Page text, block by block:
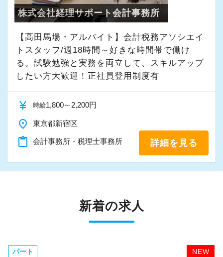
チベーションの低下になると考えます。
また弊社は昨今の政府等の賃上げ要請などを考
慮し、入社後も毎年昇給の機会を与えていま
す。
そのため入社4年目に年収600万程度までは誰で
も上昇する事を保障しています。
行っています。
残業もなく、カレンダー通りの休暇がとれ、さ
らに報酬も高水準、今後もこの全てを維持でき
るように弊社は最大限の努力を行います。
採用担当の石田でございます。
エクセライク会計事務所に興味を持っていただ
私は他の会計事務所での勤務経験がありません
株式会社経理サポート会計事務所
【高田馬場・アルバイト】会計税務アソシエイ
トスタッフ/週18時間～好きな時間帯で働け
る。試験勉強と実務を両立して、スキルアップ
したい方大歓迎！正社員登用制度有
currency_yen 時給1,800～2,200円
place 東京都新宿区
content_paste 会計事務所・税理士事務所 詳細を見る
新着の求人
NEW
パート